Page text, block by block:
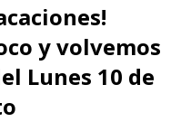
y volvemos
Lunes 10 de